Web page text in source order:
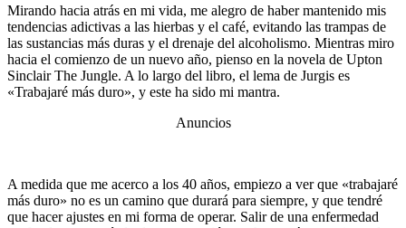
Mirando hacia atrás en mi vida, me alegro de haber mantenido mis
tendencias adictivas a las hierbas y el café, evitando las trampas de
las sustancias más duras y el drenaje del alcoholismo. Mientras miro
hacia el comienzo de un nuevo año, pienso en la novela de Upton
Sinclair The Jungle. A lo largo del libro, el lema de Jurgis es
«Trabajaré más duro», y este ha sido mi mantra.
Anuncios
A medida que me acerco a los 40 años, empiezo a ver que «trabajaré
más duro» no es un camino que durará para siempre, y que tendré
que hacer ajustes en mi forma de operar. Salir de una enfermedad